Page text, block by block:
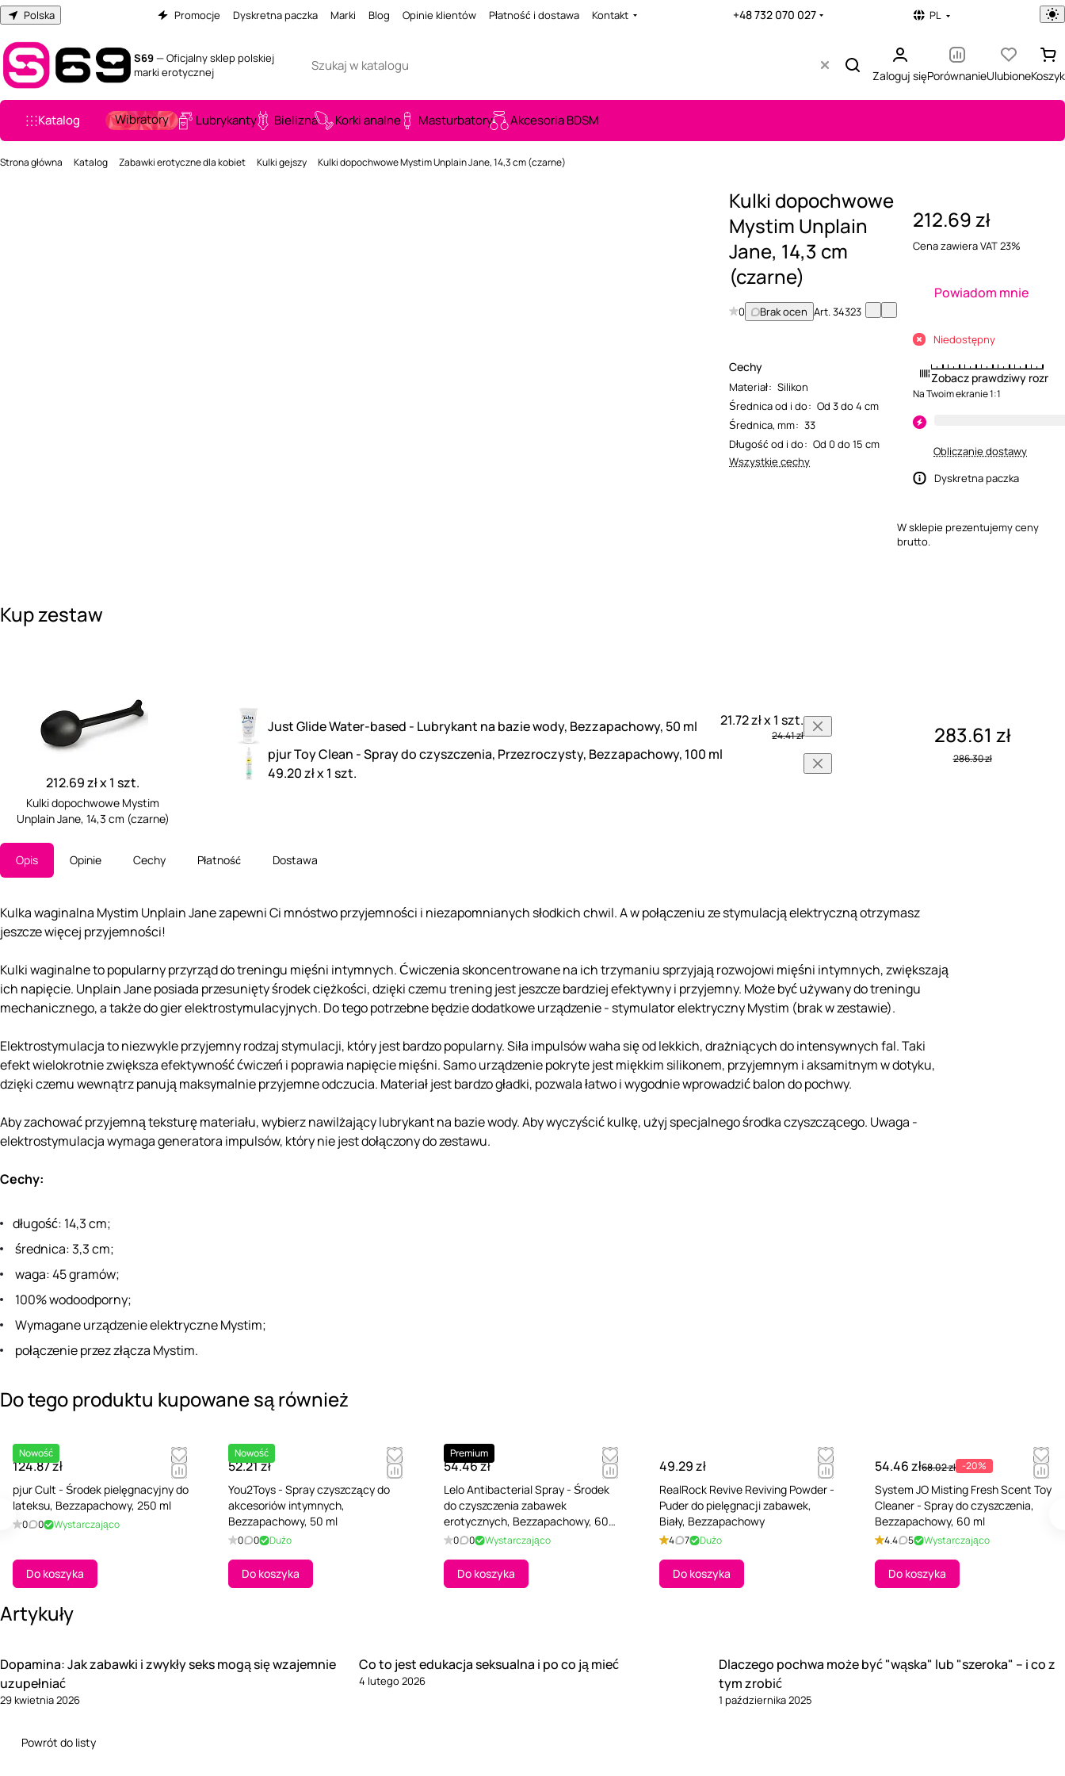
Polska Promocje Dyskretna paczka Marki Blog Opinie klientów Płatność i dostawa Kontakt +48 732 070 027 PL
S69— Oficjalny sklep polskiej
marki erotycznej
Zaloguj sięPorównanieUlubioneKoszyk
Katalog Wibratory Lubrykanty Bielizna Korki analne Masturbatory Akcesoria BDSM
Strona główna Katalog Zabawki erotyczne dla kobiet Kulki gejszy Kulki dopochwowe Mystim Unplain Jane, 14,3 cm (czarne)
Kulki dopochwowe
Mystim Unplain
Jane, 14,3 cm
(czarne)
0 Brak ocen Art.34323
Cechy
Materiał: Silikon
Średnica od i do: Od 3 do 4 cm
Średnica, mm: 33
Długość od i do: Od 0 do 15 cm
Wszystkie cechy
212.69 zł
Cena zawiera VAT 23%
Powiadom mnie
Niedostępny
Zobacz prawdziwy
Na Twoim ekranie 1:1
Obliczanie dostawy
Dyskretna paczka
W sklepie prezentujemy ceny
brutto.
Kup zestaw
212.69 zł x 1 szt.
Kulki dopochwowe Mystim
Unplain Jane, 14,3 cm (czarne)
Just Glide Water-based - Lubrykant na bazie wody, Bezzapachowy, 50 ml 21.72 zł x 1 szt.
24.41 zł
pjur Toy Clean - Spray do czyszczenia, Przezroczysty, Bezzapachowy, 100 ml
49.20 zł x 1 szt.
283.61 zł
286.30 zł
Opis Opinie Cechy Płatność Dostawa
Kulka waginalna Mystim Unplain Jane zapewni Ci mnóstwo przyjemności i niezapomnianych słodkich chwil. A w połączeniu ze stymulacją elektryczną otrzymasz
jeszcze więcej przyjemności!
Kulki waginalne to popularny przyrząd do treningu mięśni intymnych. Ćwiczenia skoncentrowane na ich trzymaniu sprzyjają rozwojowi mięśni intymnych, zwiększają
ich napięcie. Unplain Jane posiada przesunięty środek ciężkości, dzięki czemu trening jest jeszcze bardziej efektywny i przyjemny. Może być używany do treningu
mechanicznego, a także do gier elektrostymulacyjnych. Do tego potrzebne będzie dodatkowe urządzenie - stymulator elektryczny Mystim (brak w zestawie).
Elektrostymulacja to niezwykle przyjemny rodzaj stymulacji, który jest bardzo popularny. Siła impulsów waha się od lekkich, drażniących do intensywnych fal. Taki
efekt wielokrotnie zwiększa efektywność ćwiczeń i poprawia napięcie mięśni. Samo urządzenie pokryte jest miękkim silikonem, przyjemnym i aksamitnym w dotyku,
dzięki czemu wewnątrz panują maksymalnie przyjemne odczucia. Materiał jest bardzo gładki, pozwala łatwo i wygodnie wprowadzić balon do pochwy.
Aby zachować przyjemną teksturę materiału, wybierz nawilżający lubrykant na bazie wody. Aby wyczyścić kulkę, użyj specjalnego środka czyszczącego. Uwaga -
elektrostymulacja wymaga generatora impulsów, który nie jest dołączony do zestawu.
Cechy:
długość: 14,3 cm;
średnica: 3,3 cm;
waga: 45 gramów;
100% wodoodporny;
Wymagane urządzenie elektryczne Mystim;
połączenie przez złącza Mystim.
Do tego produktu kupowane są również
Nowość
124.87 zł
pjur Cult - Środek pielęgnacyjny do
lateksu, Bezzapachowy, 250 ml
0 0 Wystarczająco
Do koszyka
Nowość
52.21 zł
You2Toys - Spray czyszczący do
akcesoriów intymnych,
Bezzapachowy, 50 ml
0 0 Dużo
Do koszyka
Premium
54.46 zł
Lelo Antibacterial Spray - Środek
do czyszczenia zabawek
erotycznych, Bezzapachowy, 60
ml0 0 Wystarczająco
Do koszyka
49.29 zł
RealRock Revive Reviving Powder -
Puder do pielęgnacji zabawek,
Biały, Bezzapachowy
4 7 Dużo
Do koszyka
54.46 zł68.02 zł -20%
System JO Misting Fresh Scent Toy
Cleaner - Spray do czyszczenia,
Bezzapachowy, 60 ml
4.4 5 Wystarczająco
Do koszyka
Artykuły
Dopamina: Jak zabawki i zwykły seks mogą się wzajemnie
uzupełniać
29 kwietnia 2026
Co to jest edukacja seksualna i po co ją mieć
4 lutego 2026
Dlaczego pochwa może być "wąska" lub "szeroka" – i co z
tym zrobić
1 października 2025
Powrót do listy